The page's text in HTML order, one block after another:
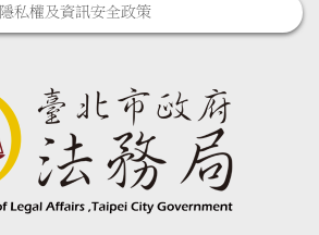
隱私權及資訊安全政策